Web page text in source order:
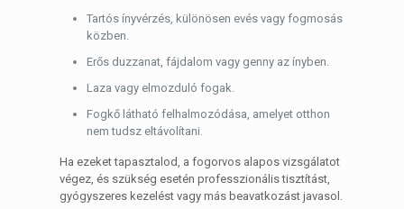
Tartós ínyvérzés, különösen evés vagy fogmosás
közben.
Erős duzzanat, fájdalom vagy genny az ínyben.
Laza vagy elmozduló fogak.
Fogkő látható felhalmozódása, amelyet otthon
nem tudsz eltávolítani.
Ha ezeket tapasztalod, a fogorvos alapos vizsgálatot
végez, és szükség esetén professzionális tisztítást,
gyógyszeres kezelést vagy más beavatkozást javasol.